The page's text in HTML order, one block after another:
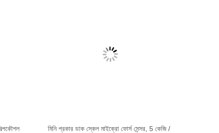
মিনি প্রকার ডাক স্কেল মাইক্রো ফোর্স সেন্সর, 5 কেজি /